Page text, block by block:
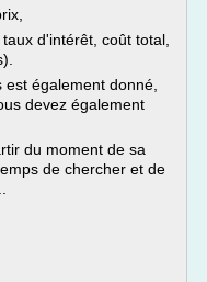
d'intérêt, coût total,
également donné,
devez également
du moment de sa
de chercher et de